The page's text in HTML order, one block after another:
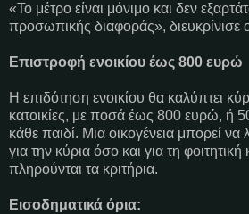
«Το μέτρο είναι μόνιμο και δεν
προσωπικής διαφοράς»,
Επιστροφή ενοικίου έως 800 ευρώ
Η επιδότηση ενοικίου θα καλύπτει
κατοικίες, με ποσά έως 800 ευρώ, ή
κάθε παιδί. Μια οικογένεια μπορεί να
για την κύρια όσο και για τη
πληρούνται τα κριτήρια.
Εισοδηματικά όρια: